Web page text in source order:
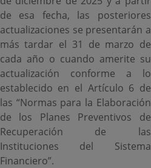
de esa fecha, las posteriores
actualizaciones se presentarán a
más tardar el 31 de marzo de
cada año o cuando amerite su
actualización conforme a lo
establecido en el Artículo 6 de
las “Normas para la Elaboración
de los Planes Preventivos de
Recuperación de las
Instituciones del Sistema
Financiero”.